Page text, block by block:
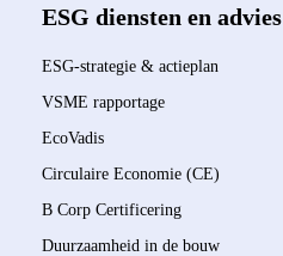
ESG diensten en advies
ESG-strategie & actieplan
VSME rapportage
EcoVadis
Circulaire Economie (CE)
B Corp Certificering
Duurzaamheid in de bouw